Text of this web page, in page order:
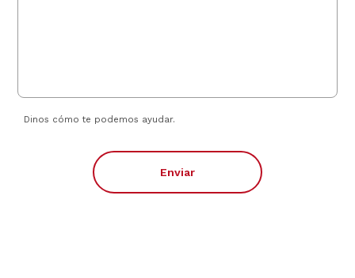
Dinos cómo te podemos ayudar.
Enviar